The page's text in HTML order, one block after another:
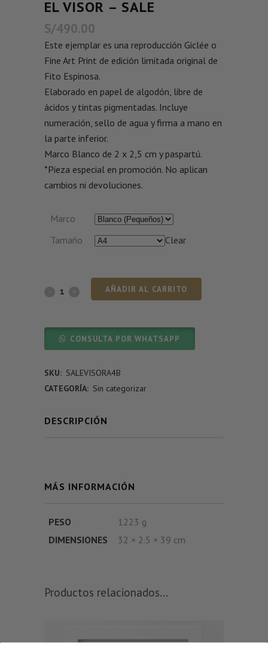
EL VISOR – SALE
S/490.00
Este ejemplar es una reproducción Giclée o
Fine Art Print de edición limitada original de
Fito Espinosa.
Elaborado en papel de algodón, libre de
ácidos y tintas pigmentadas. Incluye
numeración, sello de agua y firma a mano en
la parte inferior.
Marco Blanco de 2 x 2,5 cm y paspartú.
*Pieza especial en promoción. No aplican
cambios ni devoluciones.
Marco
Tamaño
Clear
AÑADIR AL CARRITO
CONSULTA POR WHATSAPP
SKU: SALEVISORA4B
CATEGORÍA: Sin categorizar
DESCRIPCIÓN
MÁS INFORMACIÓN
PESO
1223 g
DIMENSIONES
32 × 2.5 × 39 cm
Productos relacionados...